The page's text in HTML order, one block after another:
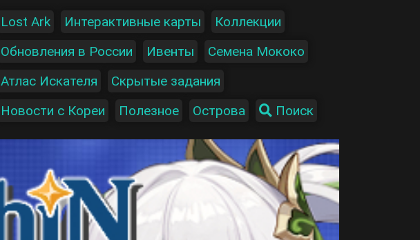
Lost Ark Интерактивные карты
Коллекции
Обновления в России
Ивенты
Семена Мококо
Атлас Искателя
Скрытые задания
Новости с Кореи
Полезное Острова Поиск